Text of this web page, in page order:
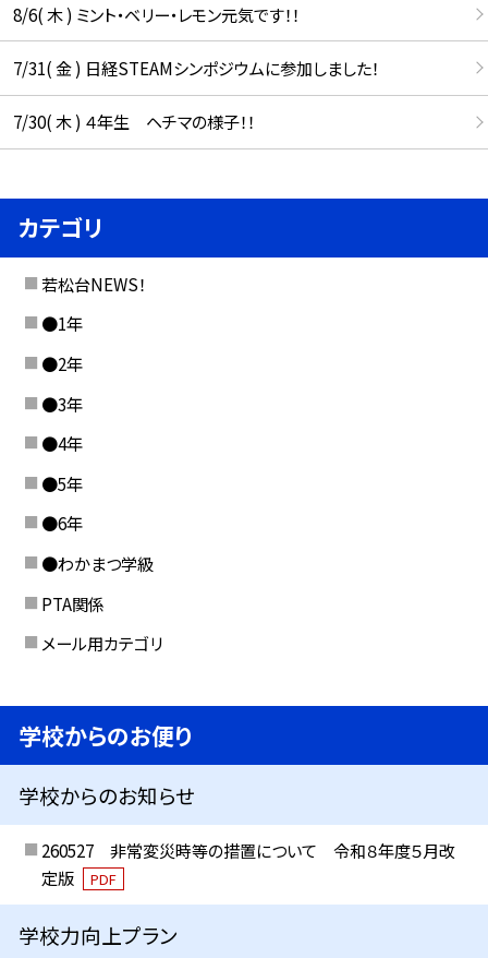
8/6( 木 ) ミント・ベリー・レモン元気です！！
7/31( 金 ) 日経STEAMシンポジウムに参加しました！
7/30( 木 ) ４年生 ヘチマの様子！！
カテゴリ
若松台NEWS！
●1年
●2年
●3年
●4年
●5年
●6年
●わかまつ学級
PTA関係
メール用カテゴリ
学校からのお便り
学校からのお知らせ
260527 非常変災時等の措置について 令和８年度５月改
定版
PDF
学校力向上プラン